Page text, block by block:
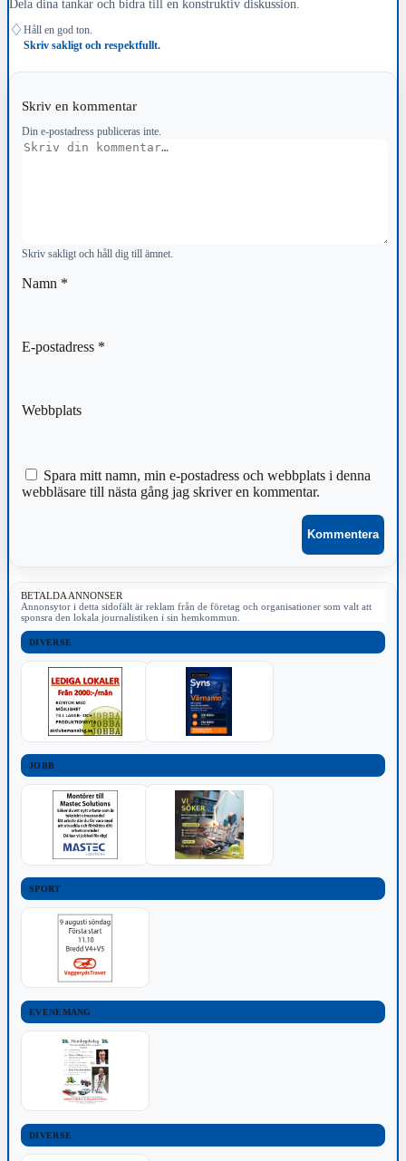
Dela dina tankar och bidra till en konstruktiv diskussion.
♢ Håll en god ton.
Skriv sakligt och respektfullt.
Skriv en kommentar
Din e-postadress publiceras inte.
Kommentar
Skriv sakligt och håll dig till ämnet.
Namn *
E-postadress *
Webbplats
Spara mitt namn, min e-postadress och webbplats i denna
webbläsare till nästa gång jag skriver en kommentar.
BETALDA ANNONSER
Annonsytor i detta sidofält är reklam från de företag och organisationer som valt att
sponsra den lokala journalistiken i sin hemkommun.
DIVERSE
JOBB
SPORT
EVENEMANG
DIVERSE